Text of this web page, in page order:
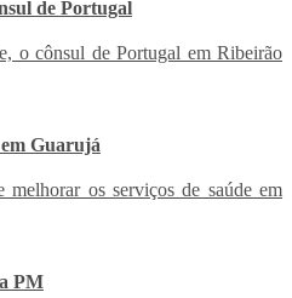
de Portugal
o cônsul de Portugal em Ribeirão
Guarujá
os serviços de saúde em
PM